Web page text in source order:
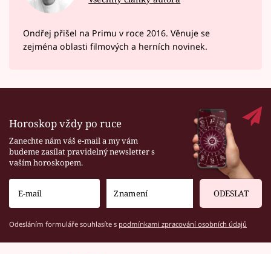
Ondřej přišel na Primu v roce 2016. Věnuje se
zejména oblasti filmových a herních novinek.
Horoskop vždy po ruce
Zanechte nám váš e-mail a my vám
budeme zasílat pravidelný newsletter s
vaším horoskopem.
ODESLAT
Odesláním formuláře souhlasíte s podmínkami zpracování osobních údajů